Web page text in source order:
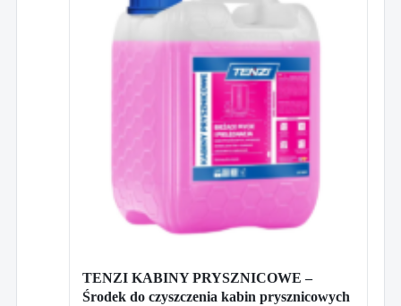
TENZI KABINY PRYSZNICOWE –
Środek do czyszczenia kabin prysznicowych